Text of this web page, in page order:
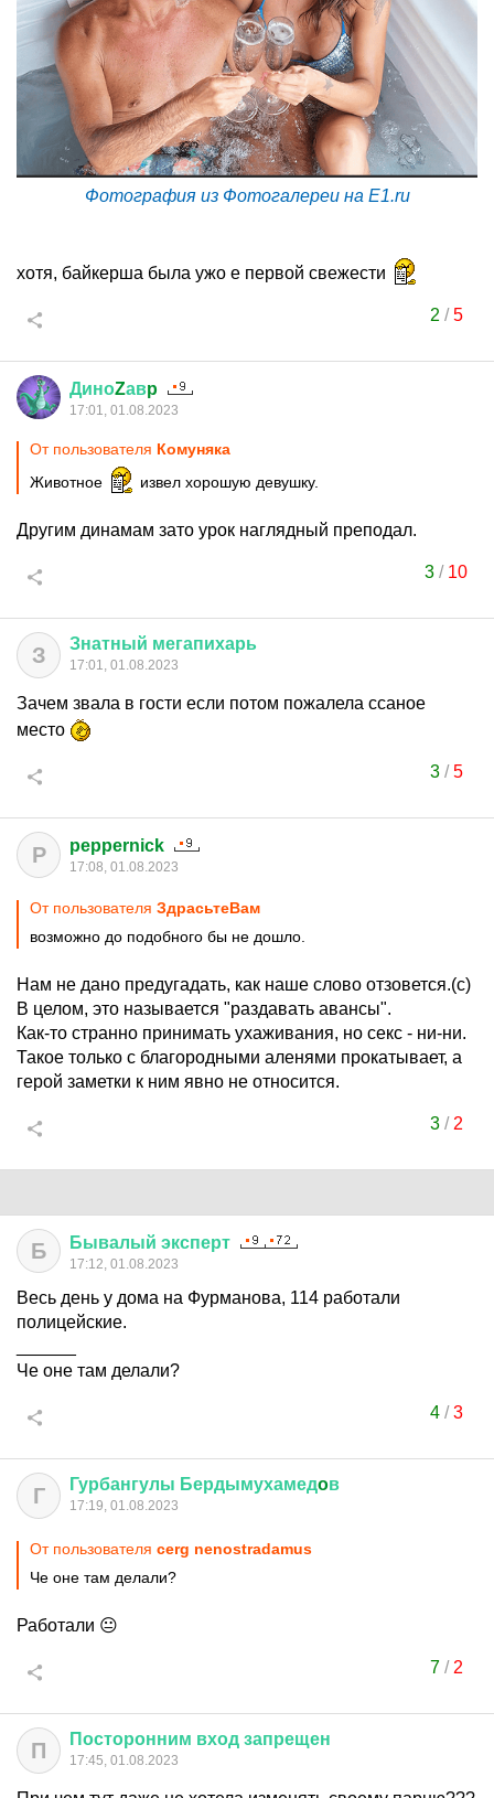
Фотография из Фотогалереи на E1.ru
хотя, байкерша была ужо е первой свежести
2/5
ДиноZавp
17:01, 01.08.2023
От пользователя Комуняка
Животное
извел хорошую девушку.
Другим динамам зато урок наглядный преподал.
3 / 10
З Знатный мегапихарь
17:01, 01.08.2023
Зачем звала в гости если потом пожалела ссаное
место
3/5
P peppernick
17:08, 01.08.2023
От пользователя ЗдрасьтеВам
возможно до подобного бы не дошло.
Нам не дано предугадать, как наше слово отзовется.(с)
В целом, это называется "раздавать авансы".
Как-то странно принимать ухаживания, но секс - ни-ни.
Такое только с благородными аленями прокатывает, а
герой заметки к ним явно не относится.
3/2
Б Бывалый эксперт
17:12, 01.08.2023
Весь день у дома на Фурманова, 114 работали
полицейские.
Че оне там делали?
4/3
Г Гурбангулы Бердымухамедoв
17:19, 01.08.2023
От пользователя cerg nenostradamus
Че оне там делали?
Работали 😐
7/2
П Посторонним вход запрещен
17:45, 01.08.2023